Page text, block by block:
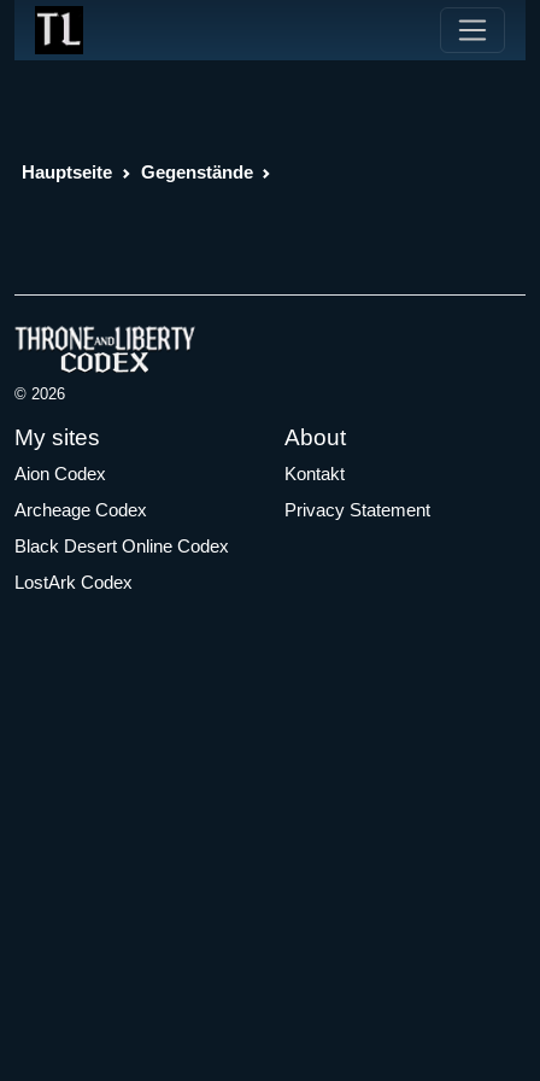
Hauptseite Gegenstände
© 2026
My sites
Aion Codex
Archeage Codex
Black Desert Online Codex
LostArk Codex
About
Kontakt
Privacy Statement